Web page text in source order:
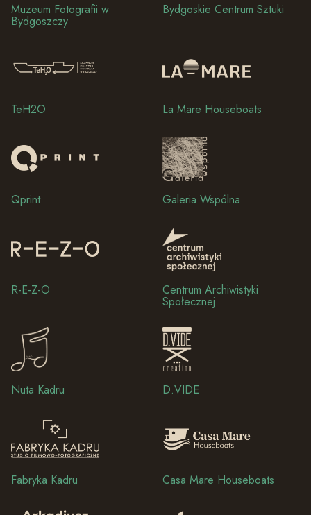
Muzeum Fotografii w
Bydgoszczy
Bydgoskie Centrum Sztuki
TeH2O La Mare Houseboats
Qprint Galeria Wspólna
R-E-Z-O Centrum Archiwistyki
Społecznej
Nuta Kadru D.VIDE
Fabryka Kadru Casa Mare Houseboats